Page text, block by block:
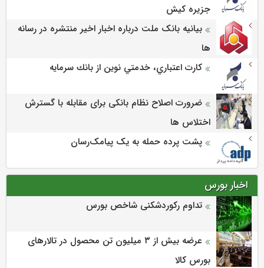
جزيره كيش
بیانیه بانک ملت درباره اخبار اخیر منتشره در رسانه
ها
كارت اعتباري، خدمتي نوين از بانك سرمايه
ضرورت اصلاح نظام بانکی برای مقابله با گسترش
اختلاس ها
پشت پرده حمله به یک پیامک‌رسان
اخبار بورس
تداوم رکوردشکنی شاخص بورس
عرضه بیش از ۳ میلیون تن محصول در تالارهای
بورس کالا